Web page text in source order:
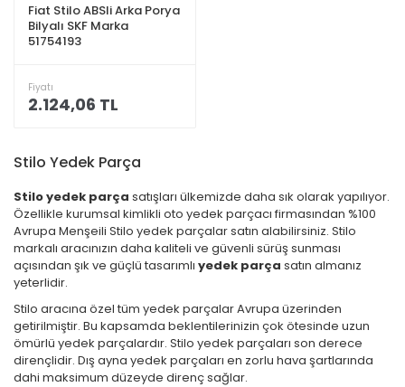
Fiat Stilo ABSli Arka Porya
Bilyalı SKF Marka
51754193
Fiyatı
2.124,06 TL
Stilo Yedek Parça
Stiloyedek parça satışları ülkemizde daha sık olarak yapılıyor.
Özellikle kurumsal kimlikli oto yedek parçacı firmasından %100
Avrupa Menşeili Stilo yedek parçalar satın alabilirsiniz. Stilo
markalı aracınızın daha kaliteli ve güvenli sürüş sunması
açısından şık ve güçlü tasarımlı yedek parça satın almanız
yeterlidir.
Stilo aracına özel tüm yedek parçalar Avrupa üzerinden
getirilmiştir. Bu kapsamda beklentilerinizin çok ötesinde uzun
ömürlü yedek parçalardır. Stilo yedek parçaları son derece
dirençlidir. Dış ayna yedek parçaları en zorlu hava şartlarında
dahi maksimum düzeyde direnç sağlar.